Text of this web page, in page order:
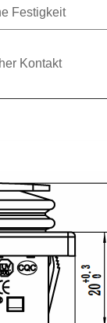
Festigkeit
Kontakt